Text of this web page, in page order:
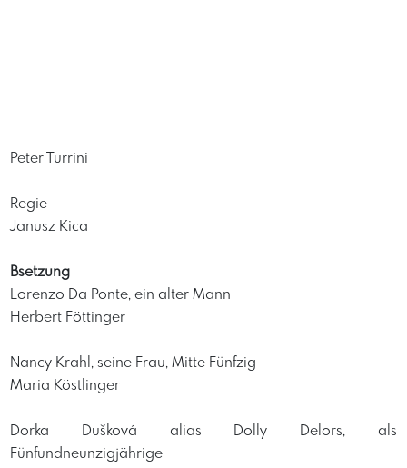
Peter Turrini
Regie
Janusz Kica
Bsetzung
Lorenzo Da Ponte, ein alter Mann
Herbert Föttinger
Nancy Krahl, seine Frau, Mitte Fünfzig
Maria Köstlinger
Dorka Dušková alias Dolly Delors, als
Fünfundneunzigjährige